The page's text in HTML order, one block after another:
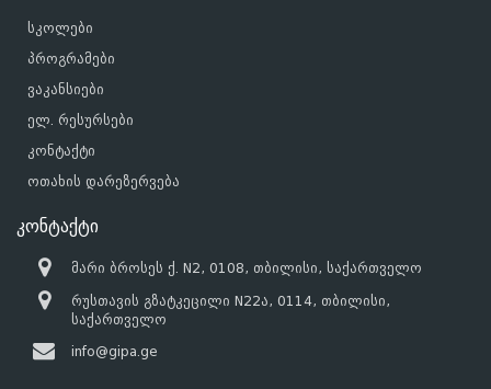
სკოლები
პროგრამები
ვაკანსიები
ელ. რესურსები
კონტაქტი
ოთახის დარეზერვება
კონტაქტი
მარი ბროსეს ქ. N2, 0108, თბილისი, საქართველო
რუსთავის გზატკეცილი N22ა, 0114, თბილისი,
საქართველო
info@gipa.ge